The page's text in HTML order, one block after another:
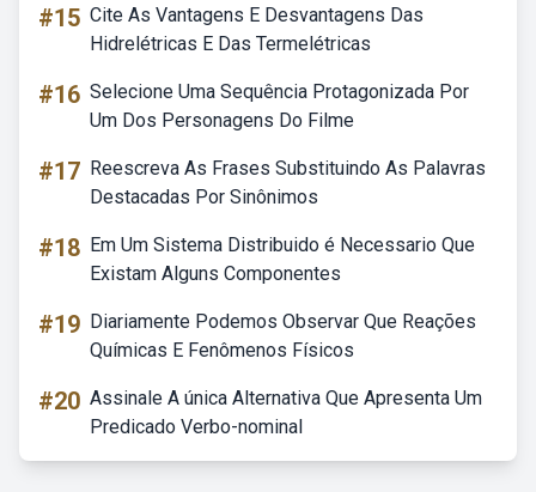
#15 Cite As Vantagens E Desvantagens Das
Hidrelétricas E Das Termelétricas
#16 Selecione Uma Sequência Protagonizada Por
Um Dos Personagens Do Filme
#17 Reescreva As Frases Substituindo As Palavras
Destacadas Por Sinônimos
#18 Em Um Sistema Distribuido é Necessario Que
Existam Alguns Componentes
#19 Diariamente Podemos Observar Que Reações
Químicas E Fenômenos Físicos
#20 Assinale A única Alternativa Que Apresenta Um
Predicado Verbo-nominal